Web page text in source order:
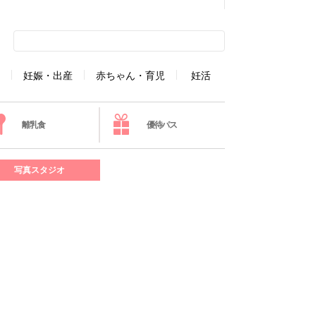
妊娠・出産 赤ちゃん・育児 妊活
離乳食 優待パス
写真スタジオ